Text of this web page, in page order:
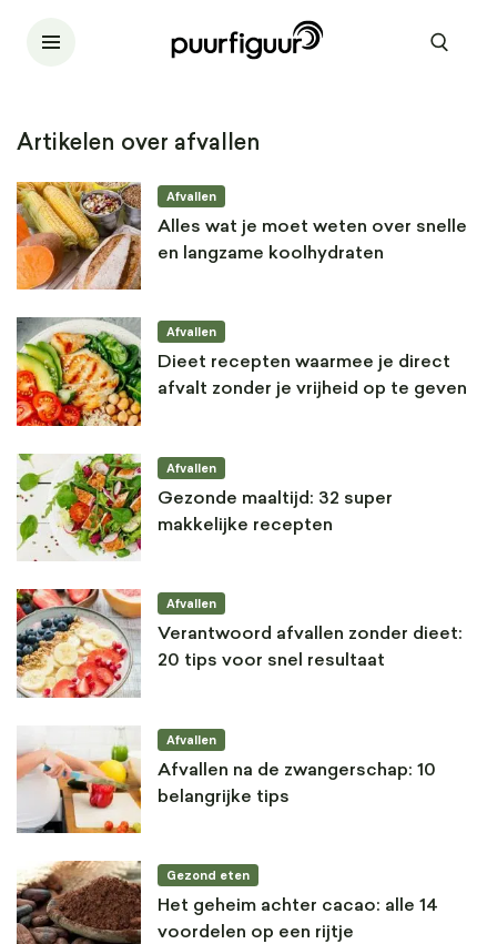
Artikelen over afvallen
Afvallen
Alles wat je moet weten over snelle
en langzame koolhydraten
Afvallen
Dieet recepten waarmee je direct
afvalt zonder je vrijheid op te geven
Afvallen
Gezonde maaltijd: 32 super
makkelijke recepten
Afvallen
Verantwoord afvallen zonder dieet:
20 tips voor snel resultaat
Afvallen
Afvallen na de zwangerschap: 10
belangrijke tips
Gezond eten
Het geheim achter cacao: alle 14
voordelen op een rijtje